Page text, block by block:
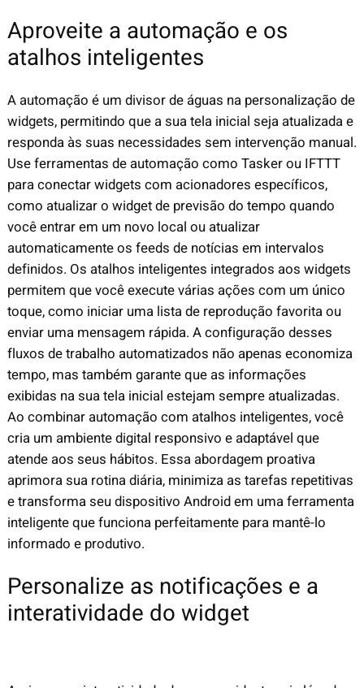
Aproveite a automação e os
atalhos inteligentes
A automação é um divisor de águas na personalização de
widgets, permitindo que a sua tela inicial seja atualizada e
responda às suas necessidades sem intervenção manual.
Use ferramentas de automação como Tasker ou IFTTT
para conectar widgets com acionadores específicos,
como atualizar o widget de previsão do tempo quando
você entrar em um novo local ou atualizar
automaticamente os feeds de notícias em intervalos
definidos. Os atalhos inteligentes integrados aos widgets
permitem que você execute várias ações com um único
toque, como iniciar uma lista de reprodução favorita ou
enviar uma mensagem rápida. A configuração desses
fluxos de trabalho automatizados não apenas economiza
tempo, mas também garante que as informações
exibidas na sua tela inicial estejam sempre atualizadas.
Ao combinar automação com atalhos inteligentes, você
cria um ambiente digital responsivo e adaptável que
atende aos seus hábitos. Essa abordagem proativa
aprimora sua rotina diária, minimiza as tarefas repetitivas
e transforma seu dispositivo Android em uma ferramenta
inteligente que funciona perfeitamente para mantê-lo
informado e produtivo.
Personalize as notificações e a
interatividade do widget